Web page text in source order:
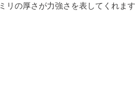
ミリの厚さが力強さを表してくれます